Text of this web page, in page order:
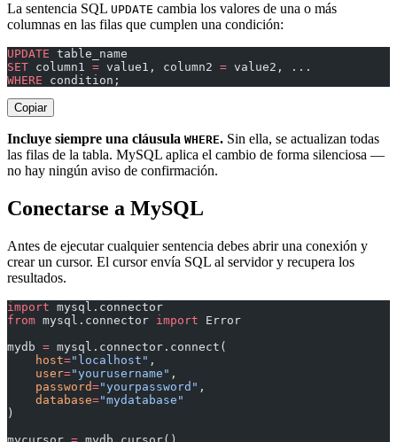
La sentencia SQL UPDATE cambia los valores de una o más
columnas en las filas que cumplen una condición:
UPDATE table_name
SET column1 = value1, column2 = value2, ...
WHERE condition;
Copiar
Incluye siempre una cláusula WHERE. Sin ella, se actualizan todas
las filas de la tabla. MySQL aplica el cambio de forma silenciosa —
no hay ningún aviso de confirmación.
Conectarse a MySQL
Antes de ejecutar cualquier sentencia debes abrir una conexión y
crear un cursor. El cursor envía SQL al servidor y recupera los
resultados.
import mysql.connector
from mysql.connector import Error
mydb = mysql.connector.connect(
    host
="localhost" ,
    user
="yourusername" ,
    password
="yourpassword" ,
    database
="mydatabase"
)